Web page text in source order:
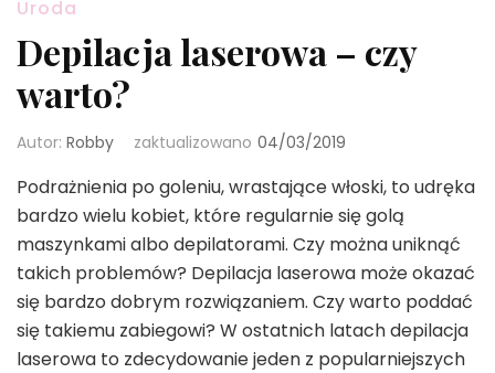
Uroda
Depilacja laserowa – czy
warto?
Autor: Robby zaktualizowano 04/03/2019
Podrażnienia po goleniu, wrastające włoski, to udręka
bardzo wielu kobiet, które regularnie się golą
maszynkami albo depilatorami. Czy można uniknąć
takich problemów? Depilacja laserowa może okazać
się bardzo dobrym rozwiązaniem. Czy warto poddać
się takiemu zabiegowi? W ostatnich latach depilacja
laserowa to zdecydowanie jeden z popularniejszych